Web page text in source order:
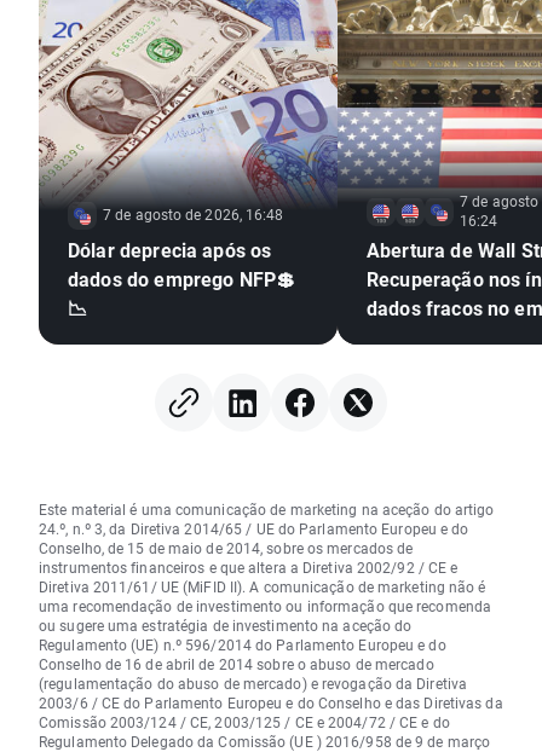
7 de agosto de 2026, 16:48
Dólar deprecia após os
dados do emprego NFP💲
📉
7 de agosto
16:24
Abertura de Wall
Recuperação nos
dados fracos no
Este material é uma comunicação de marketing na aceção do artigo
24.º, n.º 3, da Diretiva 2014/65 / UE do Parlamento Europeu e do
Conselho, de 15 de maio de 2014, sobre os mercados de
instrumentos financeiros e que altera a Diretiva 2002/92 / CE e
Diretiva 2011/61/ UE (MiFID II). A comunicação de marketing não é
uma recomendação de investimento ou informação que recomenda
ou sugere uma estratégia de investimento na aceção do
Regulamento (UE) n.º 596/2014 do Parlamento Europeu e do
Conselho de 16 de abril de 2014 sobre o abuso de mercado
(regulamentação do abuso de mercado) e revogação da Diretiva
2003/6 / CE do Parlamento Europeu e do Conselho e das Diretivas da
Comissão 2003/124 / CE, 2003/125 / CE e 2004/72 / CE e do
Regulamento Delegado da Comissão (UE ) 2016/958 de 9 de março